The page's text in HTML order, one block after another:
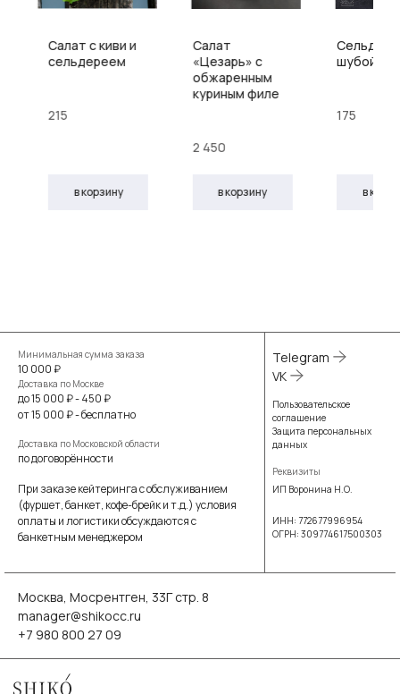
Салат с киви и
сельдереем
215
в корзину
Салат
«Цезарь» с
обжаренным
куриным филе
2 450
в корзину
Сельдь
шубой
175
в
Минимальная сумма заказа
10 000 ₽
Доставка по Москве
до 15 000 ₽ - 450 ₽
от 15 000 ₽ - бесплатно
Доставка по Московской области
по договорённости
При заказе кейтеринга с обслуживанием
(фуршет, банкет, кофе-брейк и т.д.) условия
оплаты и логистики обсуждаются с
банкетным менеджером
Telegram
VK
Пользовательское
соглашение
Защита персональных
данных
Реквизиты
ИП Воронина Н.О.
ИНН: 772677996954
ОГРН: 309774617500303
Москва, Мосрентген, 33Г стр. 8
manager@shikocc.ru
+7 980 800 27 09